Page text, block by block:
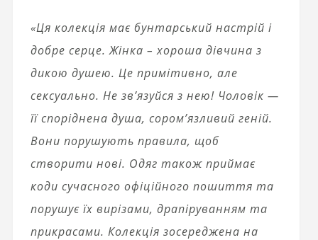
«Ця колекція має бунтарський настрій і
добре серце. Жінка – хороша дівчина з
дикою душею. Це примітивно, але
сексуально. Не зв’язуйся з нею! Чоловік —
її споріднена душа, сором’язливий геній.
Вони порушують правила, щоб
створити нові. Одяг також приймає
коди сучасного офіційного пошиття та
порушує їх вирізами, драпіруванням та
прикрасами. Колекція зосереджена на